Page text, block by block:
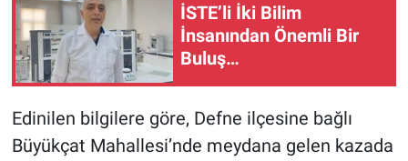
İSTE’li İki Bilim
İnsanından Önemli Bir
Buluş…
Edinilen bilgilere göre, Defne ilçesine bağlı
Büyükçat Mahallesi’nde meydana gelen kazada